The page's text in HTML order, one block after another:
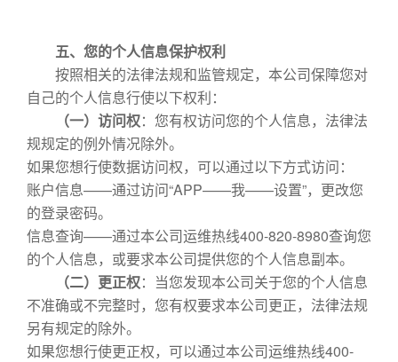
五、您的个人信息保护权利
按照相关的法律法规和监管规定，本公司保障您对
自己的个人信息行使以下权利：
（一）访问权：您有权访问您的个人信息，法律法
规规定的例外情况除外。
如果您想行使数据访问权，可以通过以下方式访问：
账户信息——通过访问“APP——我——设置”，更改您
的登录密码。
信息查询——通过本公司运维热线400-820-8980查询您
的个人信息，或要求本公司提供您的个人信息副本。
（二）更正权：当您发现本公司关于您的个人信息
不准确或不完整时，您有权要求本公司更正，法律法规
另有规定的除外。
如果您想行使更正权，可以通过本公司运维热线400-